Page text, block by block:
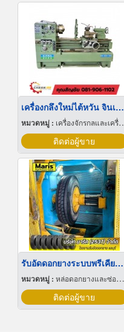
เครื่องกลึงใหม่ไต้หวัน จินเหอ KINWA
หมวดหมู่ : เครื่องจักรกลและเครื่องมือกล
ติดต่อผู้ขาย
รับอัดดอกยางระบบพรีเคียว ชลบุรี
หมวดหมู่ : หล่อดอกยางและซ่อมยางรถ
ติดต่อผู้ขาย